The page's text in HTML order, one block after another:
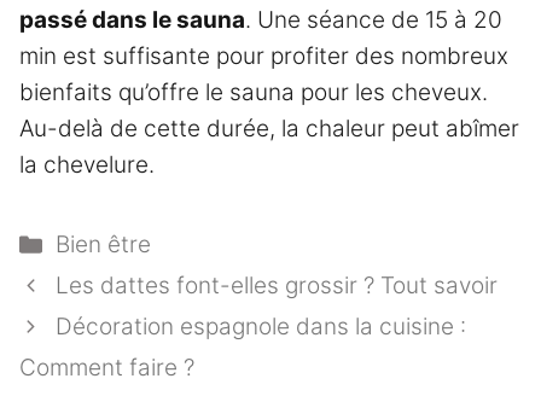
passé dans le sauna. Une séance de 15 à 20
min est suffisante pour profiter des nombreux
bienfaits qu’offre le sauna pour les cheveux.
Au-delà de cette durée, la chaleur peut abîmer
la chevelure.
Catégories
Bien être
Les dattes font-elles grossir ? Tout savoir
Décoration espagnole dans la cuisine :
Comment faire ?